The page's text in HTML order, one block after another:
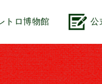
トロ博物館 公